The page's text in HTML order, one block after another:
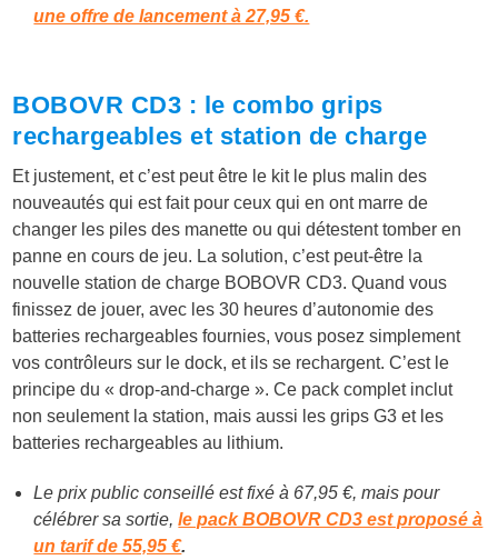
une offre de lancement à 27,95 €.
BOBOVR CD3 : le combo grips
rechargeables et station de charge
Et justement, et c’est peut être le kit le plus malin des
nouveautés qui est fait pour ceux qui en ont marre de
changer les piles des manette ou qui détestent tomber en
panne en cours de jeu. La solution, c’est peut-être la
nouvelle station de charge BOBOVR CD3. Quand vous
finissez de jouer, avec les 30 heures d’autonomie des
batteries rechargeables fournies, vous posez simplement
vos contrôleurs sur le dock, et ils se rechargent. C’est le
principe du « drop-and-charge ». Ce pack complet inclut
non seulement la station, mais aussi les grips G3 et les
batteries rechargeables au lithium.
Le prix public conseillé est fixé à 67,95 €, mais pour
célébrer sa sortie,le pack BOBOVR CD3 est proposé à
un tarif de 55,95 €.